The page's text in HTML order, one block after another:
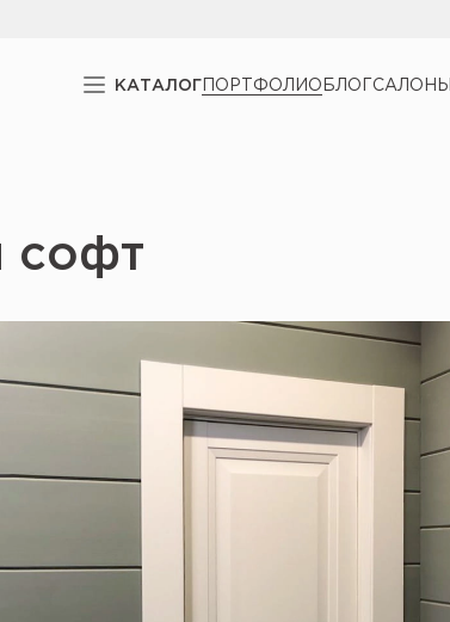
КАТАЛОГ ПОРТФОЛИО БЛОГСАЛОНЫ
софт